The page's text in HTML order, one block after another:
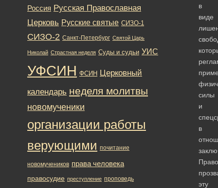
в
виде
силы
и
в
эту
Россия Русская Православная
Церковь Русские святые СИЗО-1
СИЗО-2 Санкт-Петербург Святой Царь
Николай Страстная неделя Суды и судьи УИС
УФСИН ФСИН Церковный
календарь неделя молитвы
новомученики
организации работы
верующими почитание
новомучеников права человека
правосудие преступление проповедь